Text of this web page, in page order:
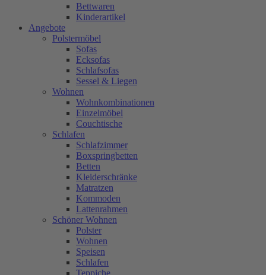
Bettwaren
Kinderartikel
Angebote
Polstermöbel
Sofas
Ecksofas
Schlafsofas
Sessel & Liegen
Wohnen
Wohnkombinationen
Einzelmöbel
Couchtische
Schlafen
Schlafzimmer
Boxspringbetten
Betten
Kleiderschränke
Matratzen
Kommoden
Lattenrahmen
Schöner Wohnen
Polster
Wohnen
Speisen
Schlafen